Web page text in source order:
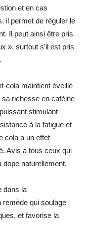
et en cas
il permet de réguler le
Il peut ainsi être pris
», surtout s’il est pris
cola maintient éveillé
sa richesse en caféine
stimulant
à la fatigue et
cola a un effet
Avis à tous ceux qui
naturellement.
dans la
remède qui soulage
et favorise la